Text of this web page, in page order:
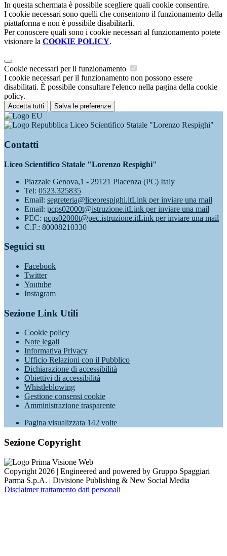
In questa schermata è possibile scegliere quali cookie consentire.
I cookie necessari sono quelli che consentono il funzionamento della
piattaforma e non è possibile disabilitarli.
Per conoscere quali sono i cookie necessari al funzionamento potete
visionare la COOKIE POLICY.
Cookie necessari per il funzionamento
I cookie necessari per il funzionamento non possono essere
disabilitati. È possibile consultare l'elenco nella pagina della cookie
policy.
Accetta tutti Salva le preferenze
Liceo Scientifico Statale "Lorenzo Respighi"
Contatti
Liceo Scientifico Statale "Lorenzo Respighi"
Piazzale Genova,1 - 29121 Piacenza (PC) Italy
Tel: 0523.325835
Email: segreteria@liceorespighi.itLink per inviare una mail
Email: pcps02000t@istruzione.itLink per inviare una mail
PEC: pcps02000t@pec.istruzione.itLink per inviare una mail
C.F.: 80008210330
Seguici su
Facebook
Twitter
Youtube
Instagram
Sezione Link Utili
Cookie policy
Note legali
Informativa Privacy
Ufficio Relazioni con il Pubblico
Dichiarazione di accessibilità
Obiettivi di accessibilità
Whistleblowing
Gestione consensi cookie
Amministrazione trasparente
Pagina visualizzata 142 volte
Sezione Copyright
Copyright 2026 | Engineered and powered by Gruppo Spaggiari
Parma S.p.A. | Divisione Publishing & New Social Media
Disclaimer trattamento dati personali